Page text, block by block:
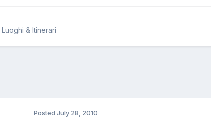
Luoghi & Itinerari
Posted July 28, 2010